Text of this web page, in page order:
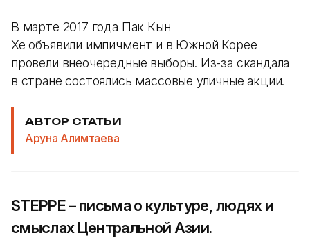
В марте 2017 года Пак Кын
Хе объявили импичмент и в Южной Корее
провели внеочередные выборы. Из-за скандала
в стране состоялись массовые уличные акции.
АВТОР СТАТЬИ
Аруна Алимтаева
STEPPE – письма о культуре, людях и
смыслах Центральной Азии.